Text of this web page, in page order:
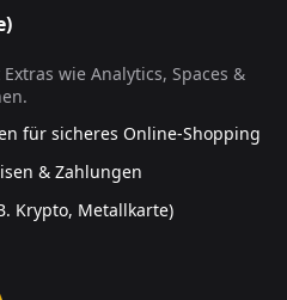
wie Analytics, Spaces &
für sicheres Online-Shopping
& Zahlungen
Krypto, Metallkarte)